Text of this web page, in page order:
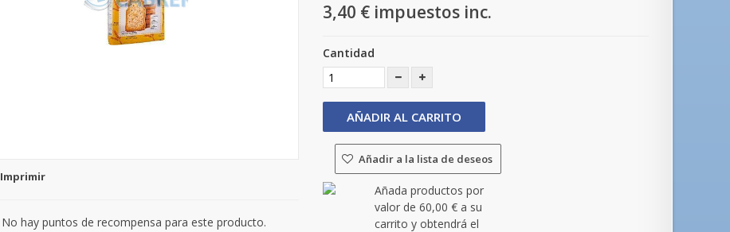
Imprimir
No hay puntos de recompensa para este producto.
3,40 € impuestos inc.
Cantidad
AÑADIR AL CARRITO
Añadir a la lista de deseos
Añada productos por
valor de60,00 € a su
carrito y obtendrá el